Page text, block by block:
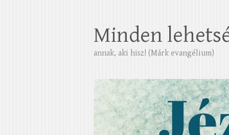
Minden
annak, aki hisz! (Márk evangélium)